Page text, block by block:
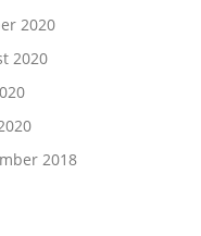
2020
2020
2018